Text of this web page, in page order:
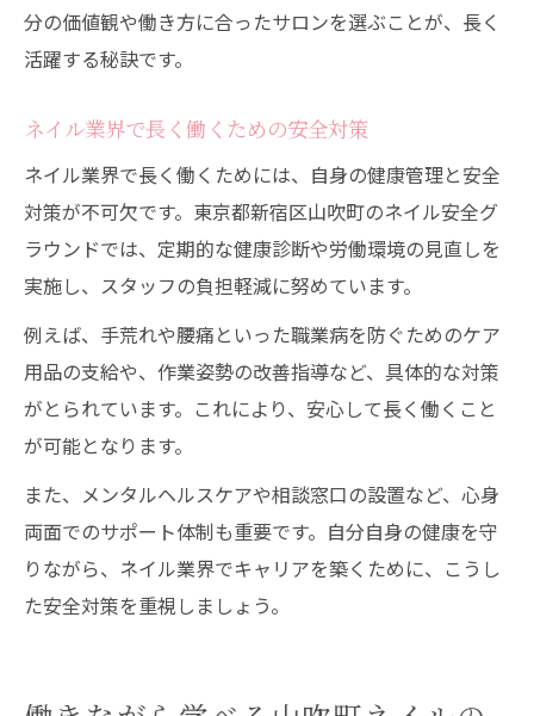
分の価値観や働き方に合ったサロンを選ぶことが、長く
活躍する秘訣です。
ネイル業界で長く働くための安全対策
ネイル業界で長く働くためには、自身の健康管理と安全
対策が不可欠です。東京都新宿区山吹町のネイル安全グ
ラウンドでは、定期的な健康診断や労働環境の見直しを
実施し、スタッフの負担軽減に努めています。
例えば、手荒れや腰痛といった職業病を防ぐためのケア
用品の支給や、作業姿勢の改善指導など、具体的な対策
がとられています。これにより、安心して長く働くこと
が可能となります。
また、メンタルヘルスケアや相談窓口の設置など、心身
両面でのサポート体制も重要です。自分自身の健康を守
りながら、ネイル業界でキャリアを築くために、こうし
た安全対策を重視しましょう。